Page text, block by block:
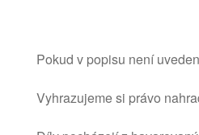
Pokud v popisu není
Vyhrazujeme si právo